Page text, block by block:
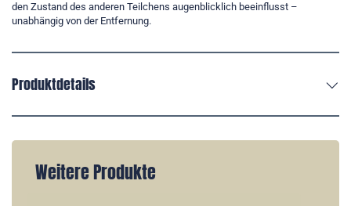
den Zustand des anderen Teilchens augenblicklich beeinflusst –
unabhängig von der Entfernung.
Produktdetails
Weitere Produkte